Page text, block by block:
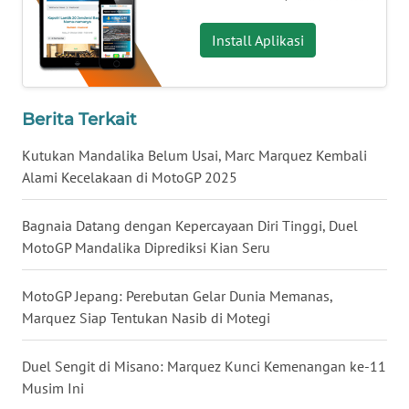
Install Aplikasi
Berita Terkait
Kutukan Mandalika Belum Usai, Marc Marquez Kembali
Alami Kecelakaan di MotoGP 2025
Bagnaia Datang dengan Kepercayaan Diri Tinggi, Duel
MotoGP Mandalika Diprediksi Kian Seru
MotoGP Jepang: Perebutan Gelar Dunia Memanas,
Marquez Siap Tentukan Nasib di Motegi
Duel Sengit di Misano: Marquez Kunci Kemenangan ke-11
Musim Ini
WN
BABEL
SUMBAR
WN
SUMSEL
WN
BENGKULU
WN
LAMPUNG
WN
JATENG